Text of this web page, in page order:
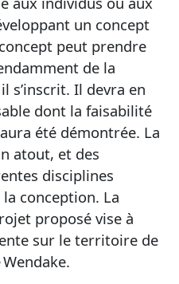
un concept
peut prendre
de la
s’inscrit. Il devra en
dont la faisabilité
été démontrée. La
atout, et des
disciplines
la conception. La
proposé vise à
sur le territoire de